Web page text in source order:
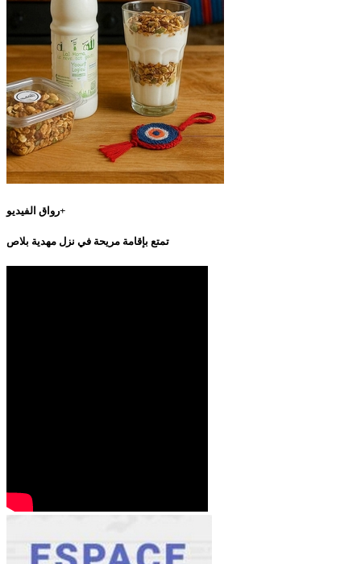
رواق الفيديو+
تمتع بإقامة مريحة في نزل مهدية بلاص